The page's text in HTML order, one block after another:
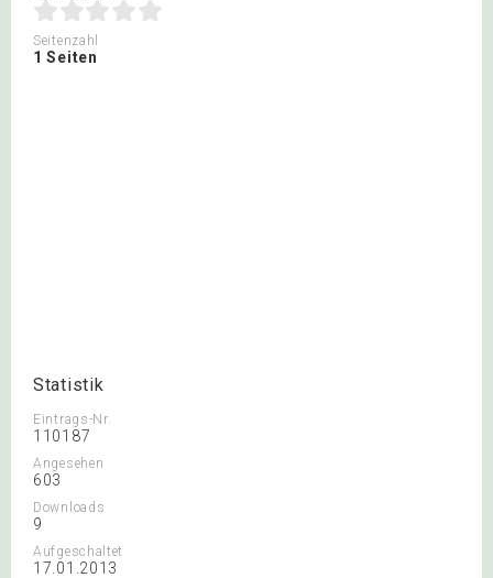
Seitenzahl
1 Seiten
Statistik
Eintrags-Nr.
110187
Angesehen
603
Downloads
9
Aufgeschaltet
17.01.2013